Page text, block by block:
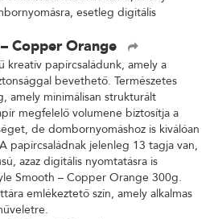
esetleg digitális
Copper Orange
papírcsaládunk, amely a
bevethető. Természetes
amely minimálisan strukturált
megfelelő volumene biztosítja a
de dombornyomáshoz is kiválóan
papírcsaládnak jelenleg 13 tagja van,
azaz digitális nyomtatásra is
Smooth – Copper Orange 300g.
emlékeztető szín, amely alkalmas